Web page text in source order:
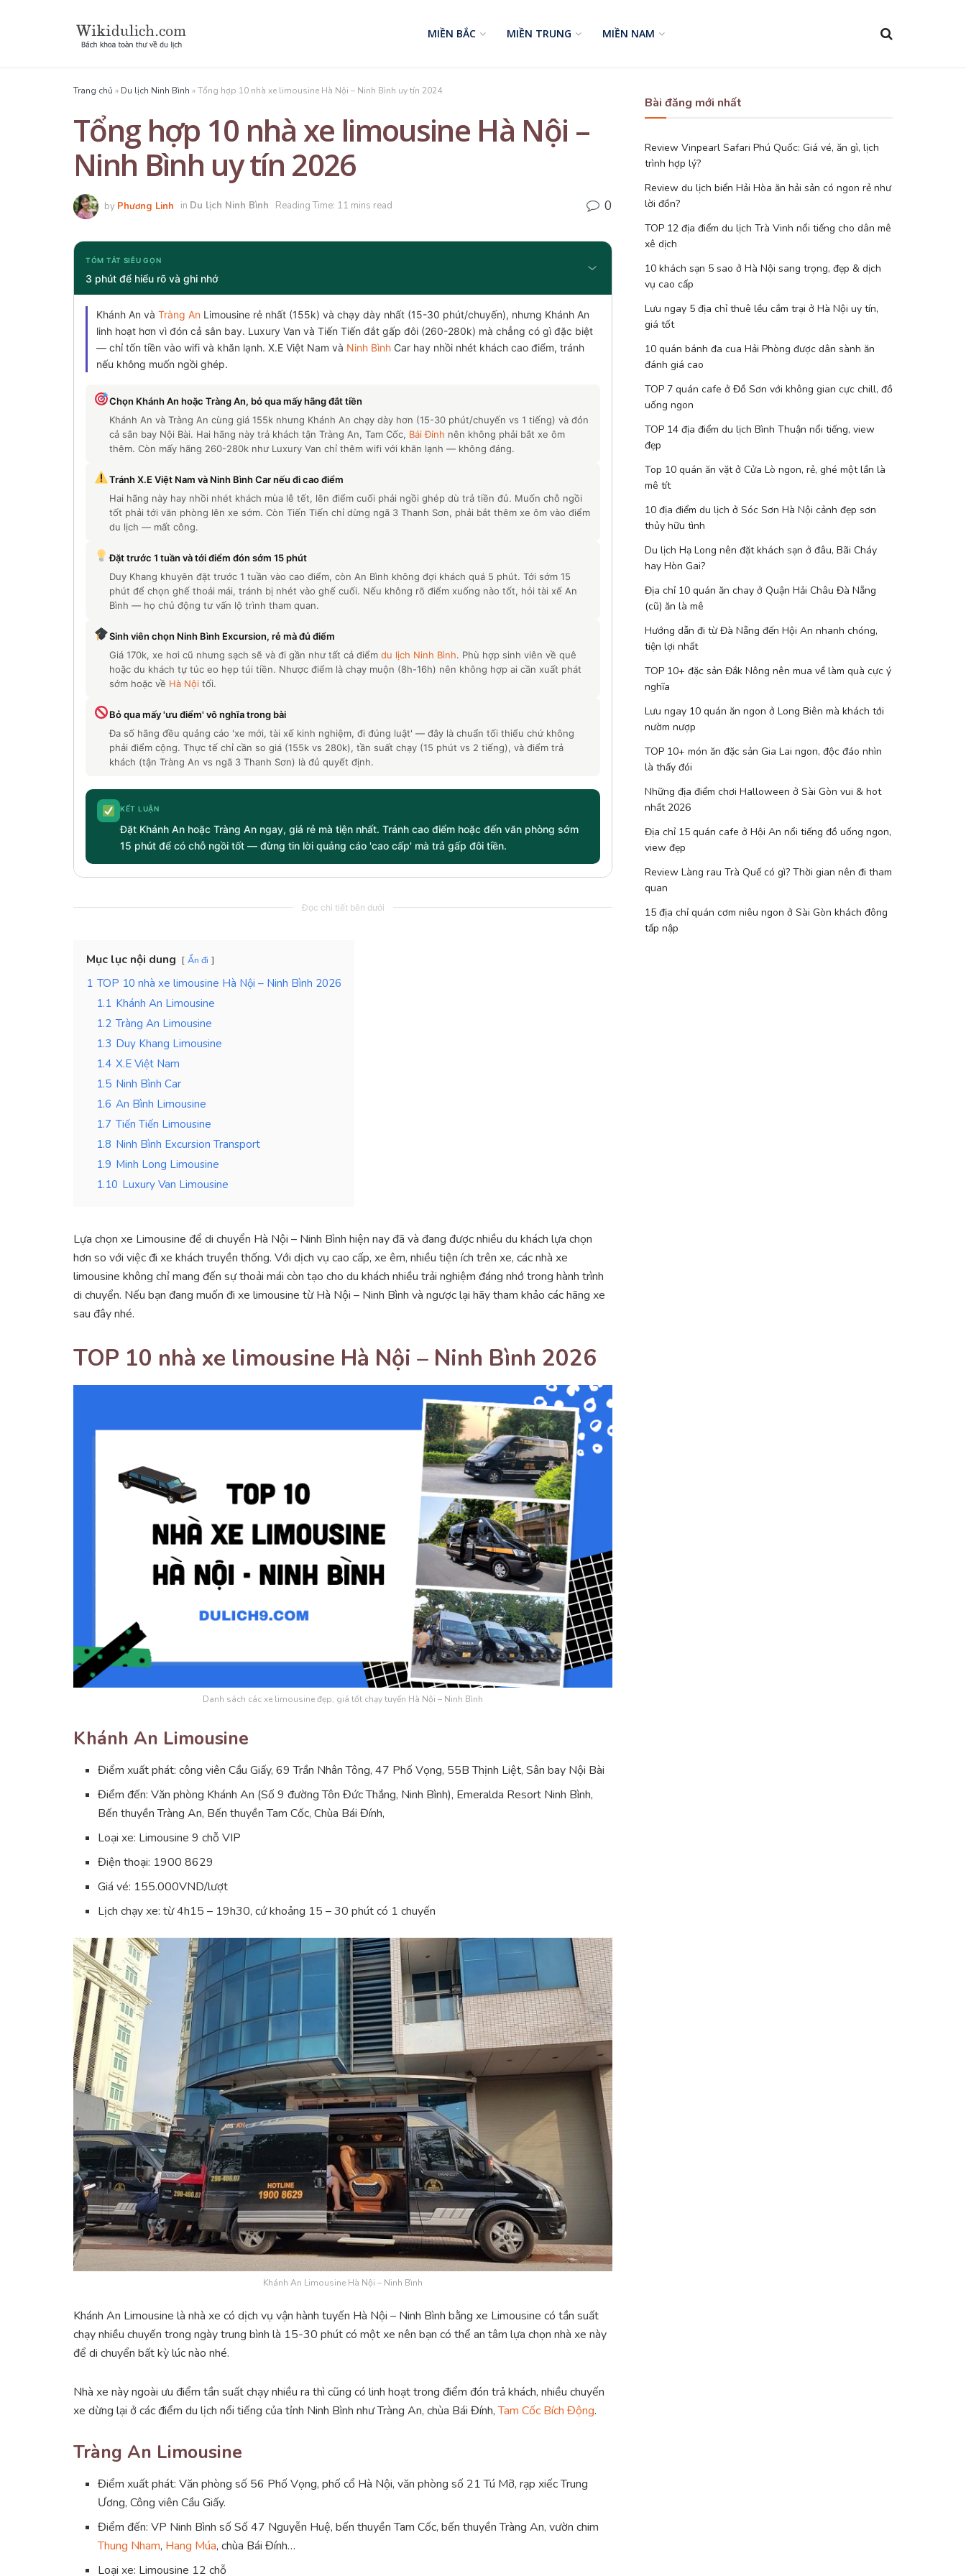
MIỀN BẮC MIỀN TRUNG MIỀN NAM
Trang chủ » Du lịch Ninh Bình »Tổng hợp 10 nhà xe limousine Hà Nội – Ninh Bình uy tín 2024
Tổng hợp 10 nhà xe limousine Hà Nội –
Ninh Bình uy tín 2026
by Phương Linh in Du lịch Ninh Bình Reading Time: 11 mins read 0
TÓM TẮT SIÊU GỌN
3 phút để hiểu rõ và ghi nhớ
Khánh An và Tràng An Limousine rẻ nhất (155k) và chạy dày nhất (15-30 phút/chuyến), nhưng Khánh An
linh hoạt hơn vì đón cả sân bay. Luxury Van và Tiến Tiến đắt gấp đôi (260-280k) mà chẳng có gì đặc biệt
— chỉ tốn tiền vào wifi và khăn lạnh. X.E Việt Nam và Ninh Bình Car hay nhồi nhét khách cao điểm, tránh
nếu không muốn ngồi ghép.
Chọn Khánh An hoặc Tràng An, bỏ qua mấy hãng đắt tiền
Khánh An và Tràng An cùng giá 155k nhưng Khánh An chạy dày hơn (15-30 phút/chuyến vs 1 tiếng) và đón
cả sân bay Nội Bài. Hai hãng này trả khách tận Tràng An, Tam Cốc, Bái Đính nên không phải bắt xe ôm
thêm. Còn mấy hãng 260-280k như Luxury Van chỉ thêm wifi với khăn lạnh — không đáng.
Tránh X.E Việt Nam và Ninh Bình Car nếu đi cao điểm
Hai hãng này hay nhồi nhét khách mùa lễ tết, lên điểm cuối phải ngồi ghép dù trả tiền đủ. Muốn chỗ ngồi
tốt phải tới văn phòng lên xe sớm. Còn Tiến Tiến chỉ dừng ngã 3 Thanh Sơn, phải bắt thêm xe ôm vào điểm
du lịch — mất công.
Đặt trước 1 tuần và tới điểm đón sớm 15 phút
Duy Khang khuyên đặt trước 1 tuần vào cao điểm, còn An Bình không đợi khách quá 5 phút. Tới sớm 15
phút để chọn ghế thoải mái, tránh bị nhét vào ghế cuối. Nếu không rõ điểm xuống nào tốt, hỏi tài xế An
Bình — họ chủ động tư vấn lộ trình tham quan.
Sinh viên chọn Ninh Bình Excursion, rẻ mà đủ điểm
Giá 170k, xe hơi cũ nhưng sạch sẽ và đi gần như tất cả điểm du lịch Ninh Bình. Phù hợp sinh viên về quê
hoặc du khách tự túc eo hẹp túi tiền. Nhược điểm là chạy muộn (8h-16h) nên không hợp ai cần xuất phát
sớm hoặc về Hà Nộitối.
Bỏ qua mấy 'ưu điểm' vô nghĩa trong bài
Đa số hãng đều quảng cáo 'xe mới, tài xế kinh nghiệm, đi đúng luật' — đây là chuẩn tối thiểu chứ không
phải điểm cộng. Thực tế chỉ cần so giá (155k vs 280k), tần suất chạy (15 phút vs 2 tiếng), và điểm trả
khách (tận Tràng An vs ngã 3 Thanh Sơn) là đủ quyết định.
KẾT LUẬN
Đặt Khánh An hoặc Tràng An ngay, giá rẻ mà tiện nhất. Tránh cao điểm hoặc đến văn phòng sớm
15 phút để có chỗ ngồi tốt — đừng tin lời quảng cáo 'cao cấp' mà trả gấp đôi tiền.
Đọc chi tiết bên dưới
Mục lục nội dung Ẩn đi
1 TOP 10 nhà xe limousine Hà Nội – Ninh Bình 2026
1.1 Khánh An Limousine
1.2 Tràng An Limousine
1.3 Duy Khang Limousine
1.4 X.E Việt Nam
1.5 Ninh Bình Car
1.6 An Bình Limousine
1.7 Tiến Tiến Limousine
1.8 Ninh Bình Excursion Transport
1.9 Minh Long Limousine
1.10 Luxury Van Limousine
Lựa chọn xe Limousine để di chuyển Hà Nội – Ninh Bình hiện nay đã và đang được nhiều du khách lựa chọn
hơn so với việc đi xe khách truyền thống. Với dịch vụ cao cấp, xe êm, nhiều tiện ích trên xe, các nhà xe
limousine không chỉ mang đến sự thoải mái còn tạo cho du khách nhiều trải nghiệm đáng nhớ trong hành trình
di chuyển. Nếu bạn đang muốn đi xe limousine từ Hà Nội – Ninh Bình và ngược lại hãy tham khảo các hãng xe
sau đây nhé.
TOP 10 nhà xe limousine Hà Nội – Ninh Bình 2026
Danh sách các xe limousine đẹp, giá tốt chạy tuyến Hà Nội – Ninh Bình
Khánh An Limousine
Điểm xuất phát: công viên Cầu Giấy, 69 Trần Nhân Tông, 47 Phố Vọng, 55B Thịnh Liệt, Sân bay Nội Bài
Điểm đến: Văn phòng Khánh An (Số 9 đường Tôn Đức Thắng, Ninh Bình), Emeralda Resort Ninh Bình,
Bến thuyền Tràng An, Bến thuyền Tam Cốc, Chùa Bái Đính,
Loại xe: Limousine 9 chỗ VIP
Điện thoại: 1900 8629
Giá vé: 155.000VND/lượt
Lịch chạy xe: từ 4h15 – 19h30, cứ khoảng 15 – 30 phút có 1 chuyến
Khánh An Limousine Hà Nội – Ninh Bình
Khánh An Limousine là nhà xe có dịch vụ vận hành tuyến Hà Nội – Ninh Bình bằng xe Limousine có tần suất
chạy nhiều chuyến trong ngày trung bình là 15-30 phút có một xe nên bạn có thể an tâm lựa chọn nhà xe này
để di chuyển bất kỳ lúc nào nhé.
Nhà xe này ngoài ưu điểm tần suất chạy nhiều ra thì cũng có linh hoạt trong điểm đón trả khách, nhiều chuyến
xe dừng lại ở các điểm du lịch nổi tiếng của tỉnh Ninh Bình như Tràng An, chùa Bái Đính,Tam Cốc Bích Động.
Tràng An Limousine
Điểm xuất phát: Văn phòng số 56 Phố Vọng, phố cổ Hà Nội, văn phòng số 21 Tú Mỡ, rạp xiếc Trung
Ương, Công viên Cầu Giấy.
Điểm đến: VP Ninh Bình số Số 47 Nguyễn Huệ, bến thuyền Tam Cốc, bến thuyền Tràng An, vườn chim
Thung Nham, Hang Múa, chùa Bái Đính…
Loại xe: Limousine 12 chỗ
Bài đăng mới nhất
Review Vinpearl Safari Phú Quốc: Giá vé, ăn gì, lịch
trình hợp lý?
Review du lịch biển Hải Hòa ăn hải sản có ngon rẻ như
lời đồn?
TOP 12 địa điểm du lịch Trà Vinh nổi tiếng cho dân mê
xê dịch
10 khách sạn 5 sao ở Hà Nội sang trọng, đẹp & dịch
vụ cao cấp
Lưu ngay 5 địa chỉ thuê lều cắm trại ở Hà Nội uy tín,
giá tốt
10 quán bánh đa cua Hải Phòng được dân sành ăn
đánh giá cao
TOP 7 quán cafe ở Đồ Sơn với không gian cực chill, đồ
uống ngon
TOP 14 địa điểm du lịch Bình Thuận nổi tiếng, view
đẹp
Top 10 quán ăn vặt ở Cửa Lò ngon, rẻ, ghé một lần là
mê tít
10 địa điểm du lịch ở Sóc Sơn Hà Nội cảnh đẹp sơn
thủy hữu tình
Du lịch Hạ Long nên đặt khách sạn ở đâu, Bãi Cháy
hay Hòn Gai?
Địa chỉ 10 quán ăn chay ở Quận Hải Châu Đà Nẵng
(cũ) ăn là mê
Hướng dẫn đi từ Đà Nẵng đến Hội An nhanh chóng,
tiện lợi nhất
TOP 10+ đặc sản Đắk Nông nên mua về làm quà cực ý
nghĩa
Lưu ngay 10 quán ăn ngon ở Long Biên mà khách tới
nườm nượp
TOP 10+ món ăn đặc sản Gia Lai ngon, độc đáo nhìn
là thấy đói
Những địa điểm chơi Halloween ở Sài Gòn vui & hot
nhất 2026
Địa chỉ 15 quán cafe ở Hội An nổi tiếng đồ uống ngon,
view đẹp
Review Làng rau Trà Quế có gì? Thời gian nên đi tham
quan
15 địa chỉ quán cơm niêu ngon ở Sài Gòn khách đông
tấp nập